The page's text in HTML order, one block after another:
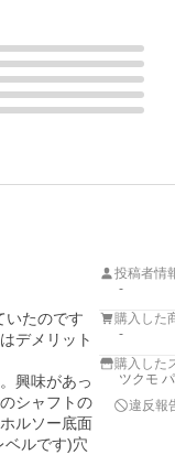
いたのです
デメリット
興味があっ
シャフトの
ルソー底面
ベルです)穴
投稿者情
-
購入した
-
購入した
ツクモ
違反報